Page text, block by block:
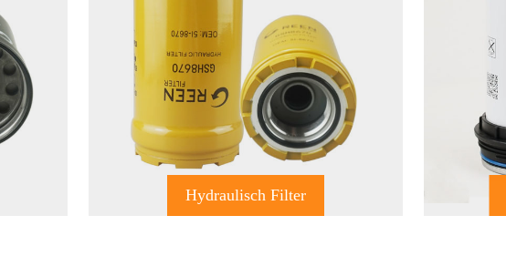
Hydraulisch Filter